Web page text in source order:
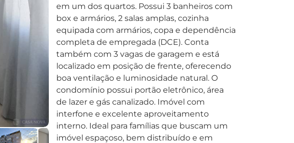
em um dos quartos. Possui 3 banheiros com
box e armários, 2 salas amplas, cozinha
equipada com armários, copa e dependência
completa de empregada (DCE). Conta
também com 3 vagas de garagem e está
localizado em posição de frente, oferecendo
boa ventilação e luminosidade natural. O
condomínio possui portão eletrônico, área
de lazer e gás canalizado. Imóvel com
interfone e excelente aproveitamento
interno. Ideal para famílias que buscam um
imóvel espaçoso, bem distribuído e em